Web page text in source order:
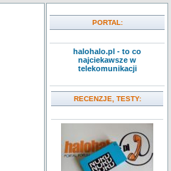
PORTAL:
halohalo.pl - to co
najciekawsze w
telekomunikacji
RECENZJE, TESTY: